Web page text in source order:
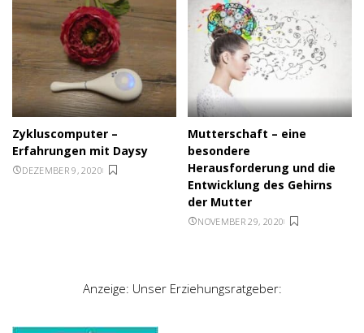
Zykluscomputer –
Erfahrungen mit Daysy
DEZEMBER 9, 2020
Mutterschaft – eine
besondere
Herausforderung und die
Entwicklung des Gehirns
der Mutter
NOVEMBER 29, 2020
Anzeige: Unser Erziehungsratgeber: